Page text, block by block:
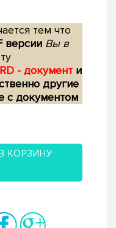
тем что
версии Вы в
- документ и
другие
с документом
КОРЗИНУ